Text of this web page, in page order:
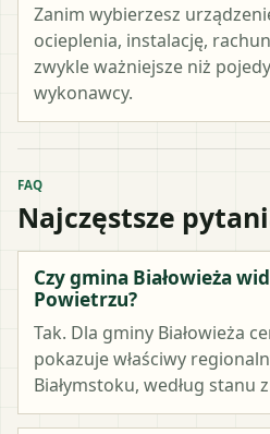
Zanim wybierzesz
ocieplenia, instalację,
zwykle ważniejsze niż
wykonawcy.
FAQ
Najczęstsze
Czy gmina Białowieża
Powietrzu?
Tak. Dla gminy Białowieża
pokazuje właściwy
Białymstoku, według stanu